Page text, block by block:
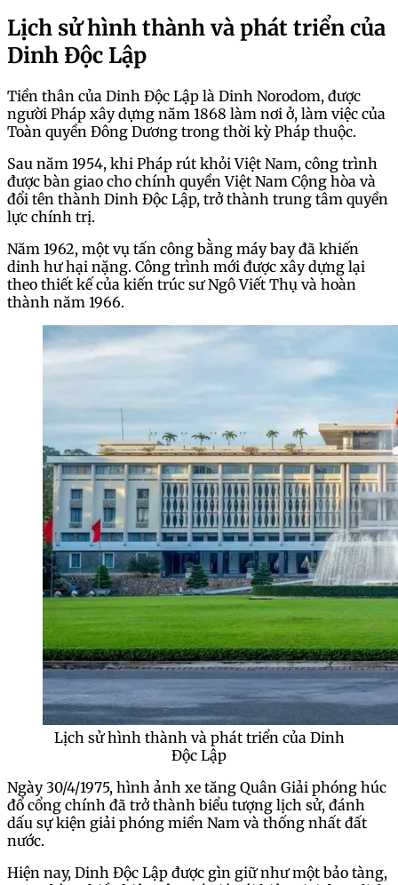
Lịch sử hình thành và phát triển của
Dinh Độc Lập
Tiền thân của Dinh Độc Lập là Dinh Norodom, được
người Pháp xây dựng năm 1868 làm nơi ở, làm việc của
Toàn quyền Đông Dương trong thời kỳ Pháp thuộc.
Sau năm 1954, khi Pháp rút khỏi Việt Nam, công trình
được bàn giao cho chính quyền Việt Nam Cộng hòa và
đổi tên thành Dinh Độc Lập, trở thành trung tâm quyền
lực chính trị.
Năm 1962, một vụ tấn công bằng máy bay đã khiến
dinh hư hại nặng. Công trình mới được xây dựng lại
theo thiết kế của kiến trúc sư Ngô Viết Thụ và hoàn
thành năm 1966.
Lịch sử hình thành và phát triển của Dinh
Độc Lập
Ngày 30/4/1975, hình ảnh xe tăng Quân Giải phóng húc
đổ cổng chính đã trở thành biểu tượng lịch sử, đánh
dấu sự kiện giải phóng miền Nam và thống nhất đất
nước.
Hiện nay, Dinh Độc Lập được gìn giữ như một bảo tàng,